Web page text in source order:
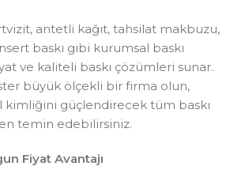
antetli kağıt, tahsilat makbuzu,
baskı gibi kurumsal baskı
ve kaliteli baskı çözümleri sunar.
büyük ölçekli bir firma olun,
kimliğini güçlendirecek tüm baskı
temin edebilirsiniz.
Fiyat Avantajı